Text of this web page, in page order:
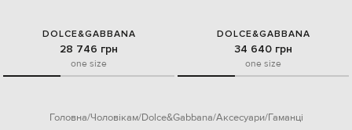
DOLCE&GABBANA
28 746 грн
one size
DOLCE&GABBANA
34 640 грн
one size
Головна Чоловікам Dolce&Gabbana Аксесуари Гаманці